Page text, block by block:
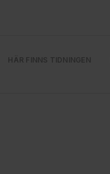
HÄR FINNS TIDNINGEN